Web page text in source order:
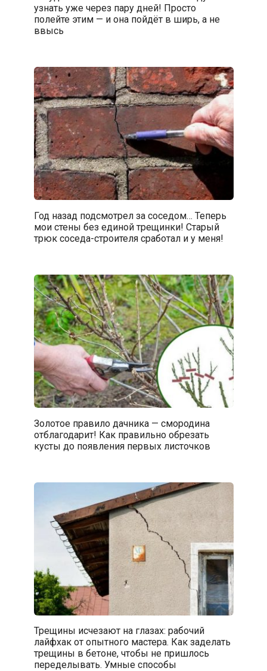
узнать уже через пару дней! Просто
полейте этим — и она пойдёт в ширь, а не
ввысь
Год назад подсмотрел за соседом… Теперь
мои стены без единой трещинки! Старый
трюк соседа-строителя сработал и у меня!
Золотое правило дачника — смородина
отблагодарит! Как правильно обрезать
кусты до появления первых листочков
Трещины исчезают на глазах: рабочий
лайфхак от опытного мастера. Как заделать
трещины в бетоне, чтобы не пришлось
переделывать. Умные способы